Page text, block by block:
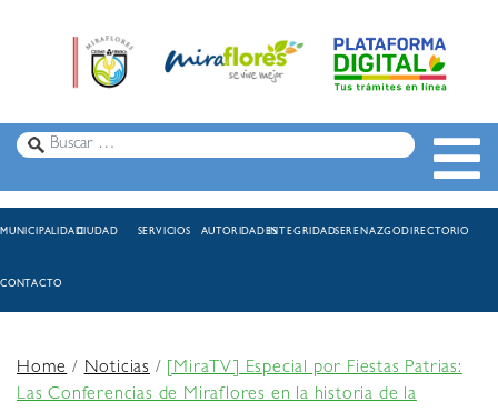
MUNICIPALIDADCIUDAD SERVICIOS AUTORIDADESINTEGRIDADSERENAZGODIRECTORIO
CONTACTO
Home/Noticias /
[MiraTV] Especial por Fiestas Patrias:
Las Conferencias de Miraflores en la historia de la